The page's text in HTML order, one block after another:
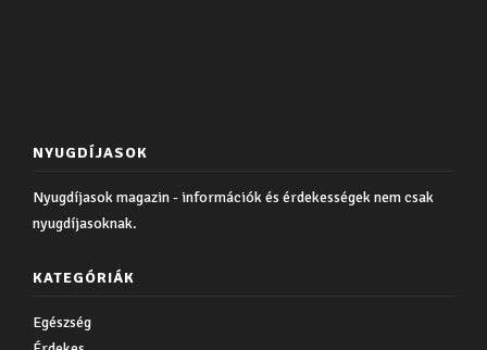
NYUGDÍJASOK
Nyugdíjasok magazin - információk és érdekességek nem csak
nyugdíjasoknak.
KATEGÓRIÁK
Egészség